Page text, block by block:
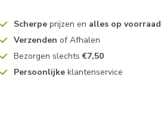
Scherpe prijzen en alles op voorraad
Verzenden of Afhalen
Bezorgen slechts€7,50
Persoonlijke klantenservice